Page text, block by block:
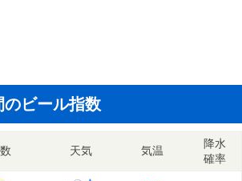
のビール指数
天気 気温
降水
確率